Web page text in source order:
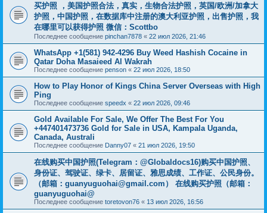
买护照 ，美国护照合法，真实，生物合法护照，英国/欧洲/加拿大
护照，中国护照，在数据库中注册的澳大利亚护照，出售护照，我
在哪里可以获得护照 微信：Scottbo
Последнее сообщение pinchan7878 « 22 июл 2026, 21:46
WhatsApp +1(581) 942-4296 Buy Weed Hashish Cocaine in
Qatar Doha Masaieed Al Wakrah
Последнее сообщение penson « 22 июл 2026, 18:50
How to Play Honor of Kings China Server Overseas with High
Ping
Последнее сообщение speedx « 22 июл 2026, 09:46
Gold Available For Sale, We Offer The Best For You
+447401473736 Gold for Sale in USA, Kampala Uganda,
Canada, Australi
Последнее сообщение Danny07 « 21 июл 2026, 19:50
在线购买中国护照(Telegram：@Globaldocs16)购买中国护照、
身份证、驾驶证、绿卡、居留证、雅思成绩、工作证、公民身份。
（邮箱： guanyuguohai@gmail.com ） 在线购买护照（邮箱：
guanyuguohai@
Последнее сообщение toretovon76 « 13 июл 2026, 16:56